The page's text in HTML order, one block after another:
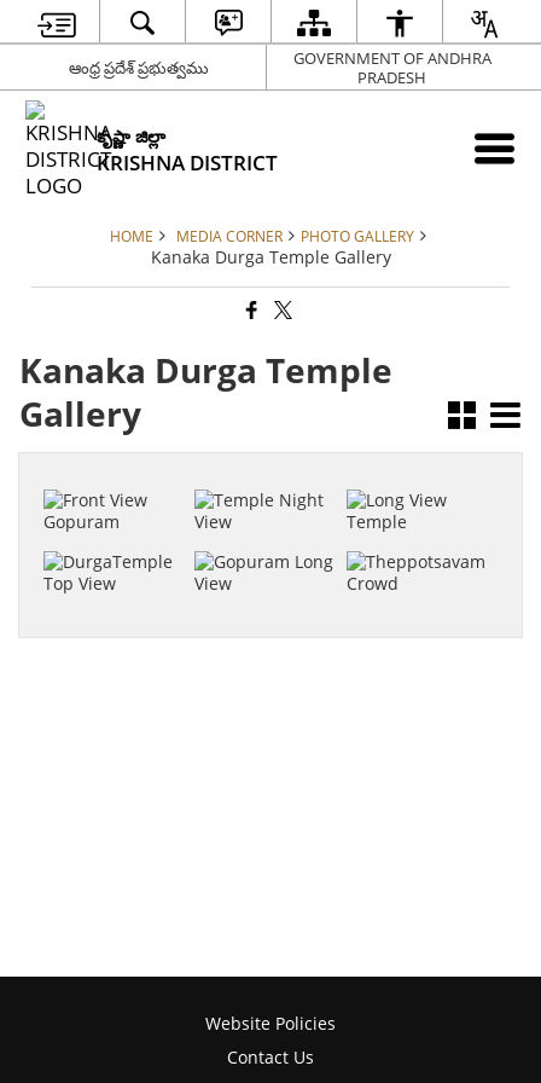
ఆంధ్ర ప్రదేశ్ ప్రభుత్వము
GOVERNMENT OF ANDHRA
PRADESH
కృష్ణా జిల్లా
KRISHNA DISTRICT
HOME MEDIA CORNER PHOTO GALLERY
Kanaka Durga Temple Gallery
Kanaka Durga Temple
Gallery
Website Policies
Contact Us